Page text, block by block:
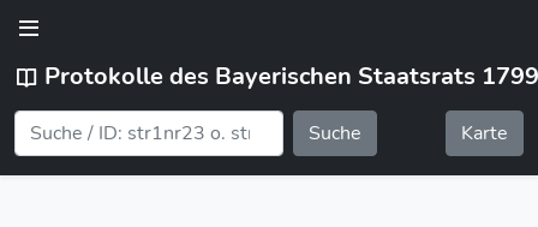
Protokolle des Bayerischen Staatsrats
Suche Karte